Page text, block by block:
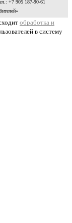
+7 905 187-90-61
обработка и
в систему